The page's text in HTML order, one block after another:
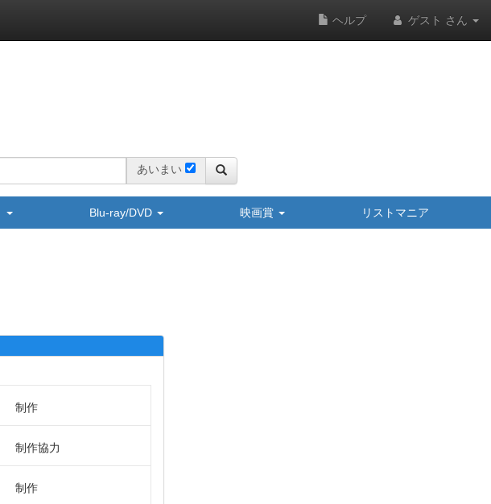
ヘルプ ゲスト さん
あいまい
Blu-ray/DVD 映画賞 リストマニア
制作
制作協力
制作